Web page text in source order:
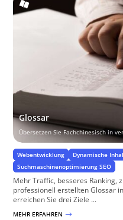
Glossar
Übersetzen Sie Fachchinesisch in
Webentwicklung
Dynamische
Suchmaschinenoptimierung SEO
Mehr Traffic, besseres Ranking,
professionell erstellten Glossar
erreichen Sie drei Ziele ...
MEHR ERFAHREN $